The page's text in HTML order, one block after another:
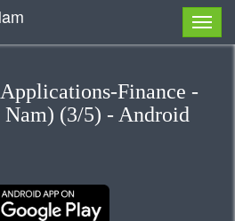
Finance -
(3/5) - Android